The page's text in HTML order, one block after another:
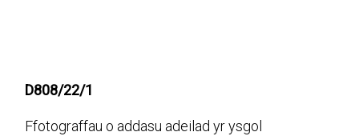
D808/22/1
Ffotograffau o addasu adeilad yr ysgol